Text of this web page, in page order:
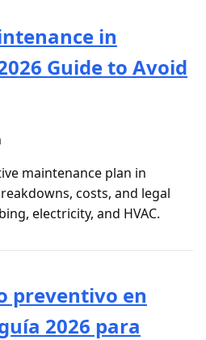
in
Guide to Avoid
maintenance plan in
costs, and legal
electricity, and HVAC.
preventivo en
2026 para